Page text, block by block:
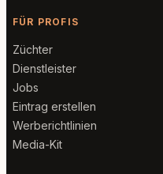
FÜR PROFIS
Züchter
Dienstleister
Jobs
Eintrag erstellen
Werberichtlinien
Media-Kit